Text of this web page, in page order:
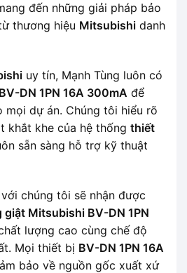
đến những giải pháp bảo
thương hiệu Mitsubishi danh
uy tín, Mạnh Tùng luôn có
BV-DN 1PN 16A 300mA để
mọi dự án. Chúng tôi hiểu rõ
khắt khe của hệ thống thiết
sẵn sàng hỗ trợ kỹ thuật
chúng tôi sẽ nhận được
giật Mitsubishi BV-DN 1PN
lượng cao cùng chế độ
Mọi thiết bị BV-DN 1PN 16A
bảo về nguồn gốc xuất xứ